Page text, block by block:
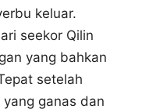
keluar.
seekor Qilin
yang bahkan
setelah
ganas dan